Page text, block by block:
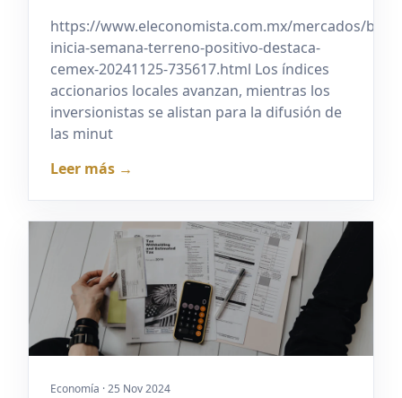
https://www.eleconomista.com.mx/mercados/bmv-
inicia-semana-terreno-positivo-destaca-
cemex-20241125-735617.html Los índices
accionarios locales avanzan, mientras los
inversionistas se alistan para la difusión de
las minut
Leer más →
Economía · 25 Nov 2024